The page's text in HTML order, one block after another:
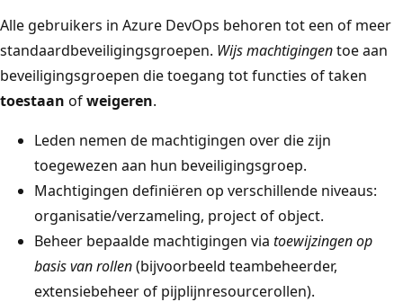
Alle gebruikers in Azure DevOps behoren tot een of meer
standaardbeveiligingsgroepen. Wijs machtigingentoe aan
beveiligingsgroepen die toegang tot functies of taken
toestaan ofweigeren.
Leden nemen de machtigingen over die zijn
toegewezen aan hun beveiligingsgroep.
Machtigingen definiëren op verschillende niveaus:
organisatie/verzameling, project of object.
Beheer bepaalde machtigingen via toewijzingen op
basis van rollen(bijvoorbeeld teambeheerder,
extensiebeheer of pijplijnresourcerollen).